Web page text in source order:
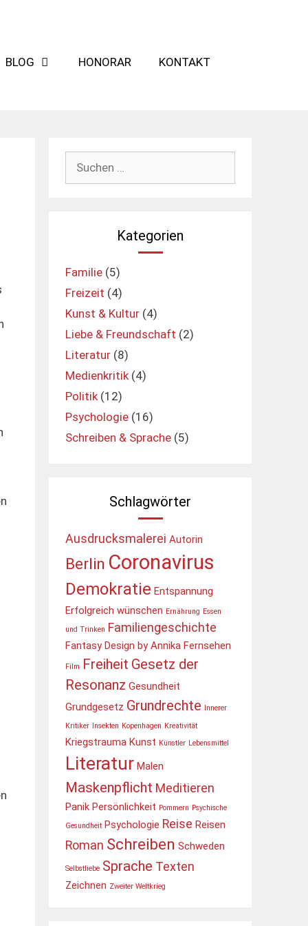
BLOG HONORAR KONTAKT
Kategorien
Familie (5)
Freizeit (4)
Kunst & Kultur (4)
Liebe & Freundschaft (2)
Literatur (8)
Medienkritik(4)
Politik(12)
Psychologie (16)
Schreiben & Sprache (5)
Schlagwörter
Ausdrucksmalerei Autorin
Berlin Coronavirus
Demokratie Entspannung
Erfolgreich wünschen Ernährung Essen
und Trinken Familiengeschichte
Fantasy Design by Annika Fernsehen
Film Freiheit Gesetz der
Resonanz Gesundheit
Grundgesetz Grundrechte Innerer
Kritiker Insekten Kopenhagen Kreativität
Kriegstrauma Kunst Künstler Lebensmittel
Literatur Malen
Maskenpflicht Meditieren
Panik Persönlichkeit Pommern Psychische
Gesundheit Psychologie Reise Reisen
Roman Schreiben Schweden
Selbstliebe Sprache Texten
Zeichnen Zweiter Weltkrieg